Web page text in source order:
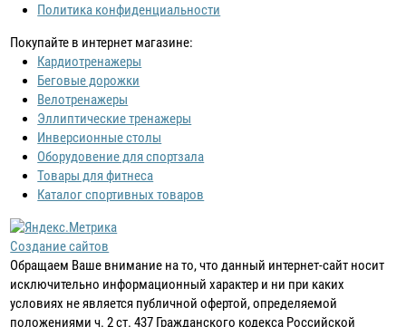
Политика конфиденциальности
Покупайте в интернет магазине:
Кардиотренажеры
Беговые дорожки
Велотренажеры
Эллиптические тренажеры
Инверсионные столы
Оборудовение для спортзала
Товары для фитнеса
Каталог спортивных товаров
Создание сайтов
Обращаем Ваше внимание на то, что данный интернет-сайт носит
исключительно информационный характер и ни при каких
условиях не является публичной офертой, определяемой
положениями ч. 2 ст. 437 Гражданского кодекса Российской